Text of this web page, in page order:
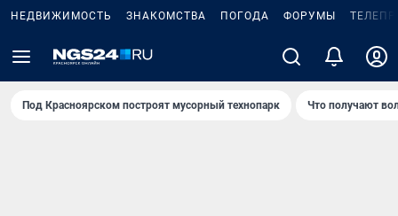
НЕДВИЖИМОСТЬ ЗНАКОМСТВА ПОГОДА ФОРУМЫ
Под Крaсноярском построят мусорный технопарк Что получают